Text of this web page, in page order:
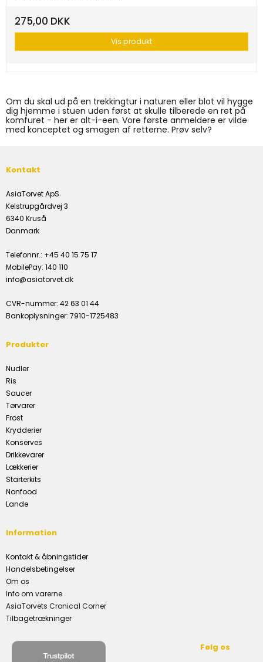
275,00 DKK
Vis produkt
Om du skal ud på en trekkingtur i naturen eller blot vil hygge
dig hjemme i stuen uden først at skulle tilberede en ret på
komfuret - her er alt-i-een. Vore første anmeldere er vilde
med konceptet og smagen af retterne. Prøv selv?
Kontakt
AsiaTorvet ApS
Kelstrupgårdvej 3
6340 Kruså
Danmark
Telefonnr.: +45 40 15 75 17
MobilePay: 140 110
info@asiatorvet.dk
CVR-nummer: 42 63 01 44
Bankoplysninger: 7910-1725483
Produkter
Nudler
Ris
Saucer
Tørvarer
Frost
Krydderier
Konserves
Drikkevarer
Lækkerier
Starterkits
Nonfood
Lande
Information
Kontakt & åbningstider
Handelsbetingelser
Om os
Info om varerne
AsiaTorvets Cronical Corner
Tilbagetrækninger
Følg os